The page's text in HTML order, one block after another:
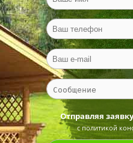
Отправляя
с политикой